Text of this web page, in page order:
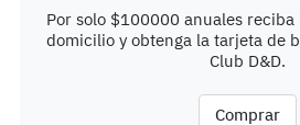
Por solo $100000 anuales reciba
domicilio y obtenga la tarjeta de
Club D&D.
Comprar